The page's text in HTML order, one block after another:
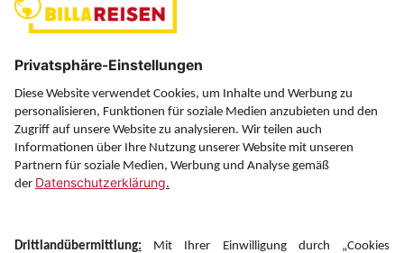
Über uns
Service
Information
Folgen Sie uns auf